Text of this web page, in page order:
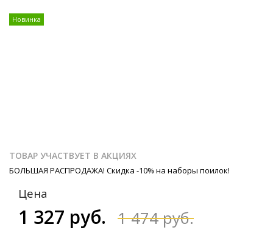
Новинка
ТОВАР УЧАСТВУЕТ В АКЦИЯХ
БОЛЬШАЯ РАСПРОДАЖА! Скидка -10% на наборы поилок!
Цена
1 327 руб. 1 474 руб.